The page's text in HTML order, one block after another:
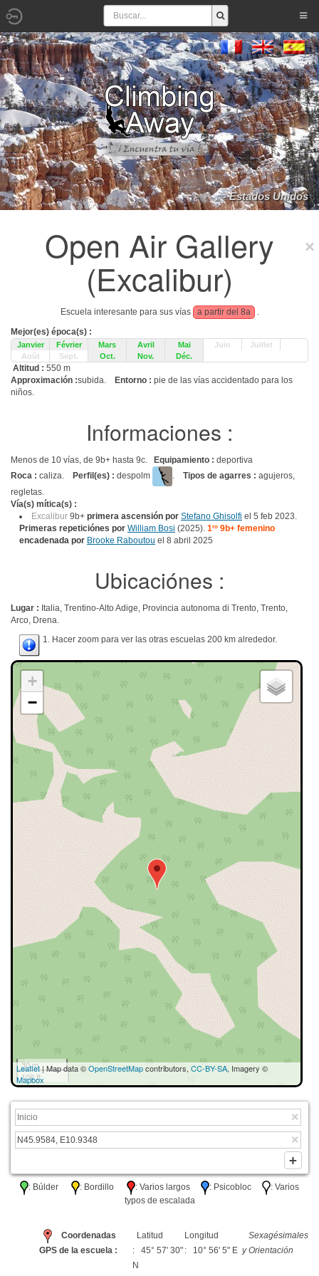
- Estados Unidos
Open Air Gallery
(Excalibur)
Escuela interesante para sus vías a partir del 8a
.
Mejor(es) época(s) :
Janvier Février Mars Avril Mai Juin
Juillet
Août
Sept. Oct. Nov. Déc.
Altitud : 550 m
Approximación :subida. Entorno : pie de las vías accidentado para los
niños.
Informaciones :
Menos de 10 vías, de 9b+ hasta 9c. Equipamiento : deportiva
Roca : caliza. Perfil(es) : despolm . Tipos de agarres : agujeros,
regletas.
Vía(s) mítica(s) :
Excalibur 9b+ primera ascensión por Stefano Ghisolfi el 5 feb 2023.
Primeras repeticiónes por William Bosi (2025). 1ro 9b+ femenino
encadenada por Brooke Raboutou el 8 abril 2025
Ubicaciónes :
Lugar : Italia, Trentino-Alto Adige, Provincia autonoma di Trento, Trento,
Arco, Drena.
1. Hacer zoom para ver las otras escuelas 200 km alrededor.
+
−
30 m
100 ft
Leaflet| Map data ©OpenStreetMapcontributors, CC-BY-SA, Imagery ©
Mapbox
: Búlder : Bordillo : Varios largos : Psicobloc
: Varios
typos de escalada
Coordenadas
GPS de la escuela :
Latitud
: 45° 57' 30"
N
Longitud
: 10° 56' 5" E
Sexagésimales
y Orientación